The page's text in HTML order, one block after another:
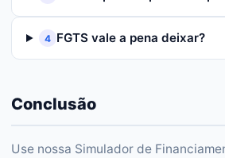
4 FGTS vale a pena deixar?
Conclusão
Use nossa Simulador de